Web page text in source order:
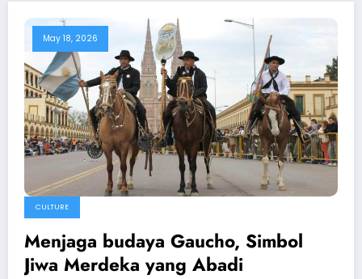
May 18, 2026
CULTURE
Menjaga budaya Gaucho, Simbol
Jiwa Merdeka yang Abadi